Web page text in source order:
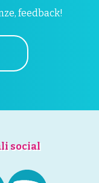
feedback!
social